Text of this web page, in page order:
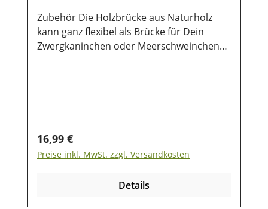
Zubehör Die Holzbrücke aus Naturholz
kann ganz flexibel als Brücke für Dein
Zwergkaninchen oder Meerschweinchen
Regulärer Preis:
16,99 €
Preise inkl. MwSt. zzgl. Versandkosten
Details